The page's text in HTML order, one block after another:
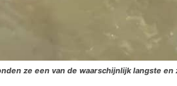
ze een van de waarschijnlijk langste